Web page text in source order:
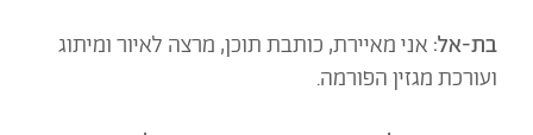
בת-אל: אני מאיירת, כותבת תוכן, מרצה לאיור ומיתוג
ועורכת מגזין הפורמה.